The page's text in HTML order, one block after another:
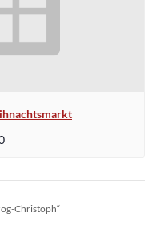
Christoph“